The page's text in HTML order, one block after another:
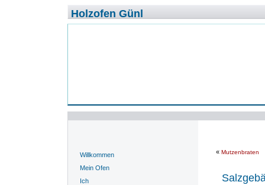
Holzofen Günl
Willkommen
Mein Ofen
Ich
« Mutzenbraten